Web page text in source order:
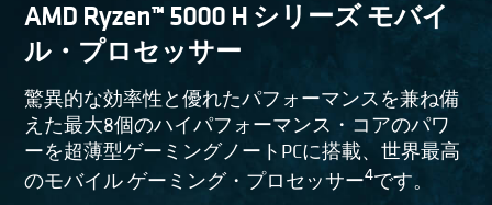
AMD Ryzen™ 5000 H シリーズ モバイ
ル・プロセッサー
驚異的な効率性と優れたパフォーマンスを兼ね備
えた最大8個のハイパフォーマンス・コアのパワ
ーを超薄型ゲーミングノートPCに搭載、世界最高
のモバイル ゲーミング・プロセッサー4です。